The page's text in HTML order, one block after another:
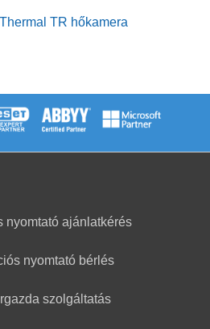
TR hőkamera
nyomtató ajánlatkérés
nyomtató bérlés
szolgáltatás